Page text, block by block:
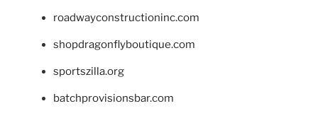
roadwayconstructioninc.com
shopdragonflyboutique.com
sportszilla.org
batchprovisionsbar.com